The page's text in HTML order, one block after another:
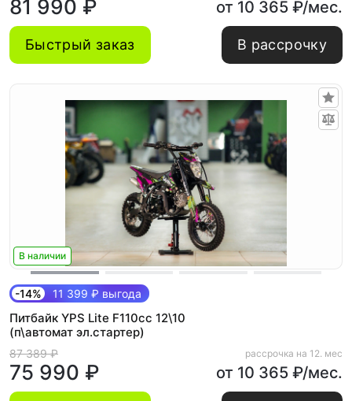
81 990 ₽ от 10 365 ₽/мес.
Быстрый заказ В рассрочку
В наличии
-14% 11 399 ₽ выгода
Питбайк YPS Lite F110cc 12\10
(п\автомат эл.стартер)
87 389 ₽
75 990 ₽
рассрочка на 12. мес
от 10 365 ₽/мес.